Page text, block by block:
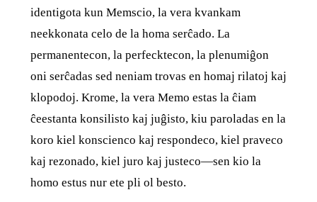
identigota kun Memscio, la vera kvankam
neekkonata celo de la homa serĉado. La
permanentecon, la perfecktecon, la plenumiĝon
oni serĉadas sed neniam trovas en homaj rilatoj kaj
klopodoj. Krome, la vera Memo estas la ĉiam
ĉeestanta konsilisto kaj juĝisto, kiu paroladas en la
koro kiel konscienco kaj respondeco, kiel praveco
kaj rezonado, kiel juro kaj justeco—sen kio la
homo estus nur ete pli ol besto.